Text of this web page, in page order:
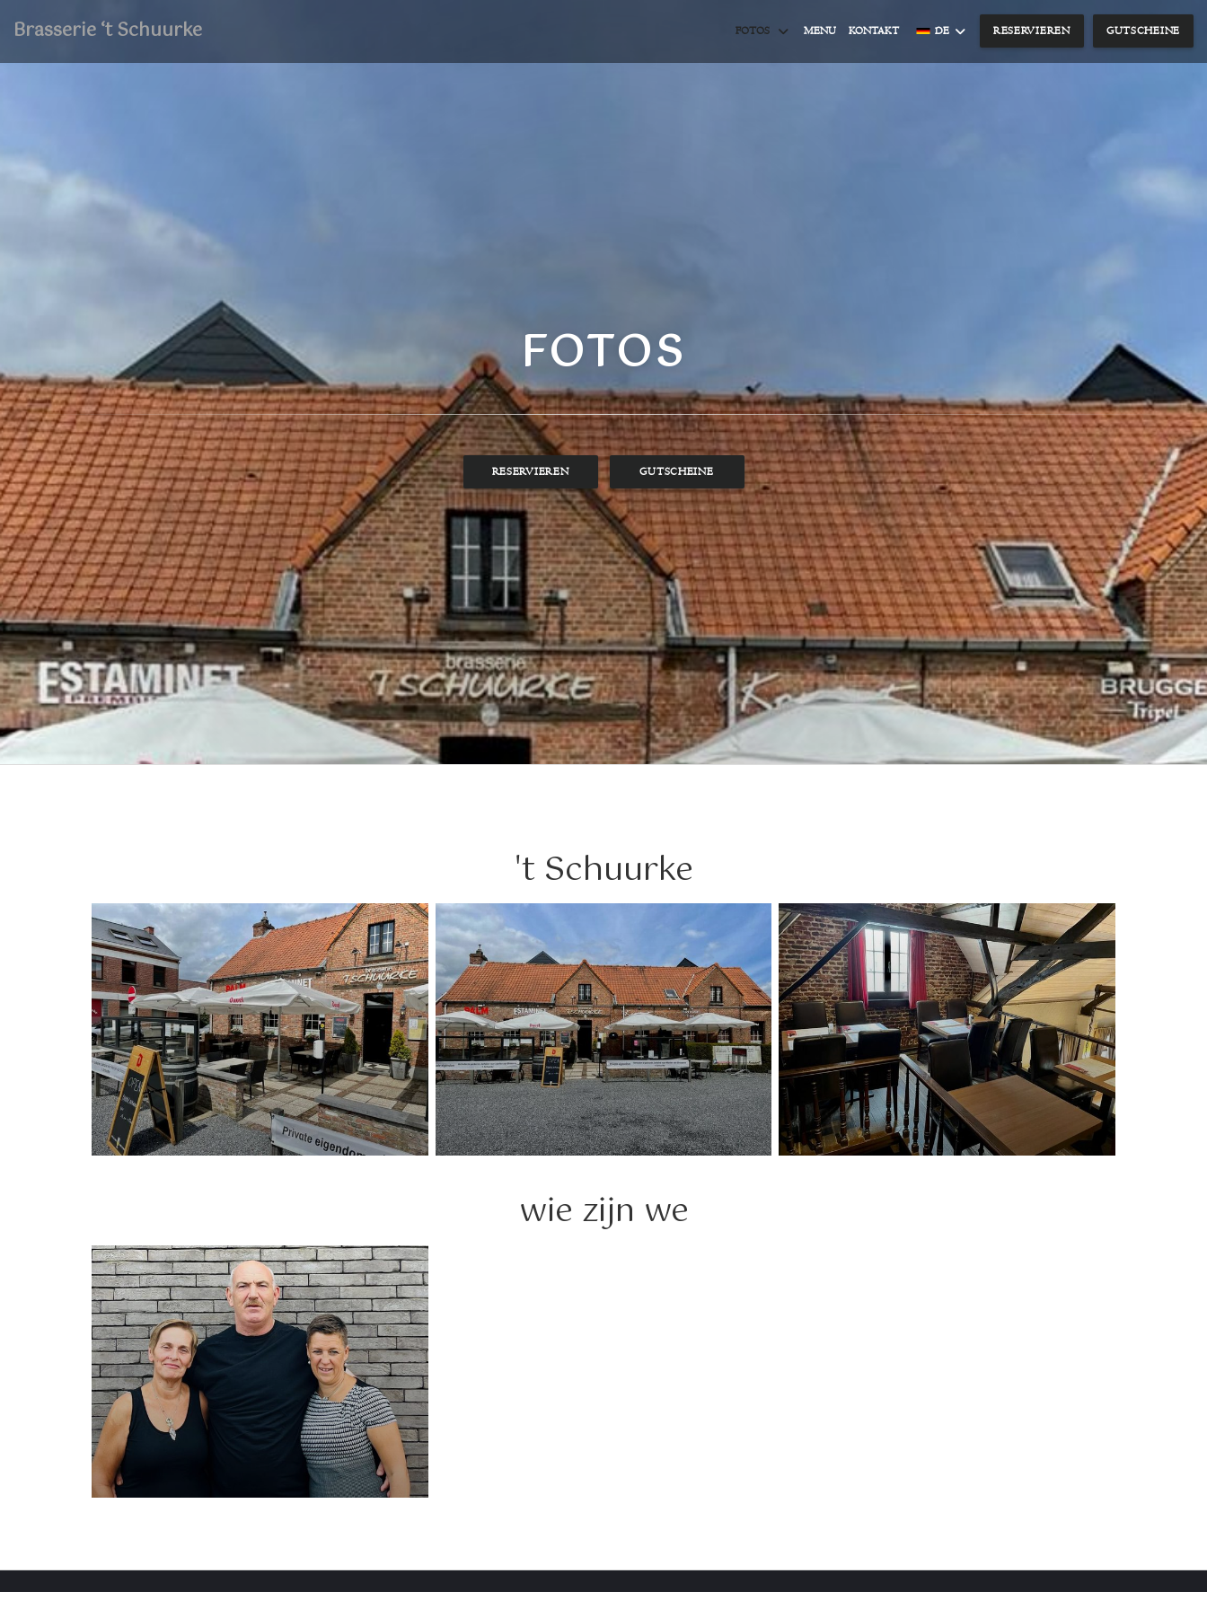
Brasserie ‘t Schuurke FOTOS MENU((ÖFFNET EIN NEUES FENSTER))
KONTAKT DE RESERVIEREN GUTSCHEINE
FOTOS
RESERVIEREN GUTSCHEINE
't Schuurke
wie zijn we